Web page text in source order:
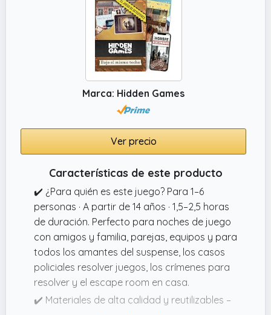
encuentran en el interior del paquete,
tendrás que acceder online al email de un
policía para demostrar la inocencia o
culpabilidad de los sospechosos; pero no
será fácil... ¡tendrás que pensar como un
investigador para poder acceder!
GRUPOS Y FIESTAS: A los amantes de los
misterios y asesinatos y a los fans de CSI les
encantará este desafiante rompecabezas.
quieran pasar una noche divertida en casa,
tanto si te apetece una experiencia
interactiva de “noche en pareja”, una noche
de juegos en familia o una cena con amigos.
Marca: Hidden Games
Ver precio
Características de este producto
✔️ ¿Para quién es este juego? Para 1–6
personas · A partir de 14 años · 1,5–2,5 horas
de duración. Perfecto para noches de juego
con amigos y familia, parejas, equipos y para
todos los amantes del suspense, los casos
policiales resolver juegos, los crímenes para
resolver y el escape room en casa.
✔️ Materiales de alta calidad y reutilizables –